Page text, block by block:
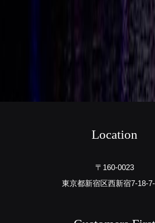
Location
〒160-0023
東京都新宿区西新宿7-18-